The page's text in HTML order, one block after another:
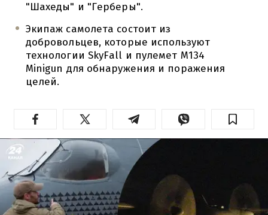
"Шахеды" и "Герберы".
Экипаж самолета состоит из
добровольцев, которые используют
технологии SkyFall и пулемет M134
Minigun для обнаружения и поражения
целей.